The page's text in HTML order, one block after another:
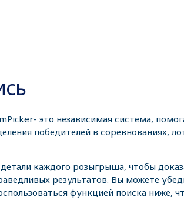
это независимая система,
победителей в соревнованиях,
детали каждого розыгрыша, чтобы
результатов. Вы можете
функцией поиска ниже,